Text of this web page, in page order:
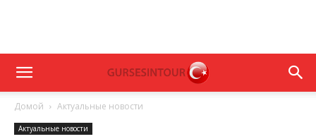
Домой Актуальные новости
Актуальные новости